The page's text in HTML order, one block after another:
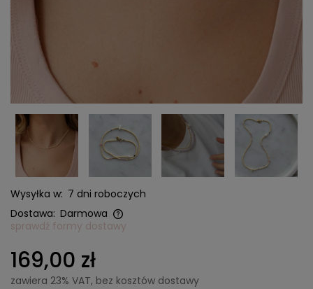
Wysyłka w: 7 dni roboczych
Dostawa: Darmowa
Cena nie zawiera ewentualnych kosztów płatności
sprawdź formy dostawy
169,00 zł
zawiera 23% VAT, bez kosztów dostawy